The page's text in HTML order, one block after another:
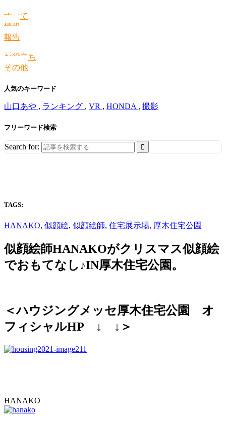
すべて
情報
報告
お役立ち
その他
人気のキーワード
山口あや , ランキング , VR , HONDA , 撮影
フリーワード検索
Search for:
TAGS:
HANAKO, 似顔絵, 似顔絵師, 住宅展示場, 厚木住宅公園
似顔絵師HANAKOがクリスマス似顔絵
でおもてなし♪IN厚木住宅公園。
＜ハウジングメッセ厚木住宅公園 オ
フィシャルHP ↓ ↓＞
HANAKO